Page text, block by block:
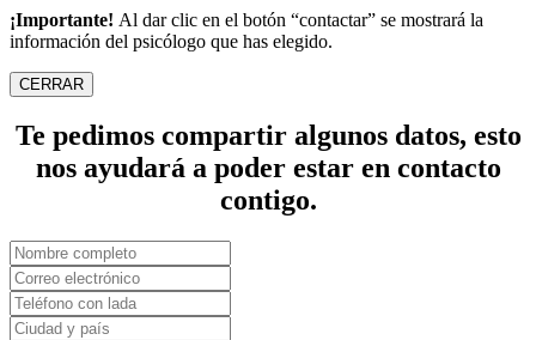
¡Importante! Al dar clic en el botón “contactar” se mostrará la
información del psicólogo que has elegido.
CERRAR
Te pedimos compartir algunos datos, esto
nos ayudará a poder estar en contacto
contigo.